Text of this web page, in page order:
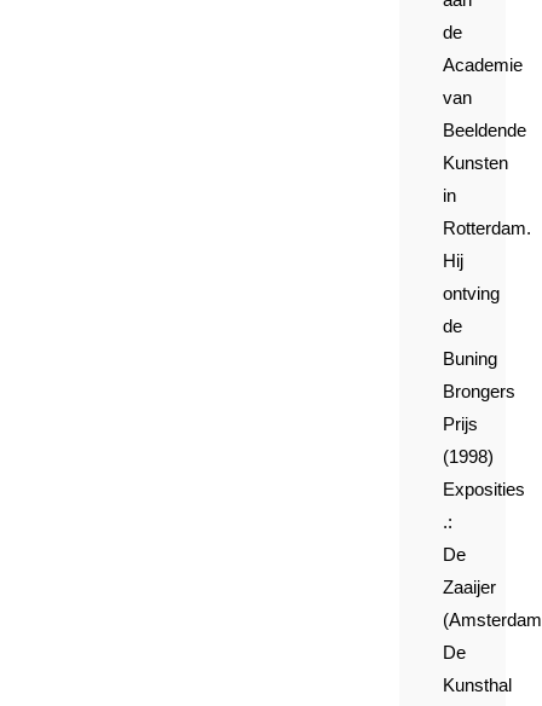
de
Academie
van
Beeldende
Kunsten
in
Rotterdam.
Hij
ontving
de
Buning
Brongers
Prijs
(1998)
Exposities
.:
De
Zaaijer
De
Kunsthal